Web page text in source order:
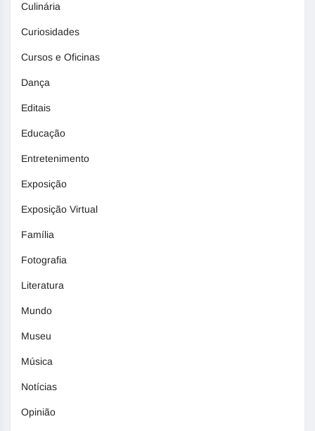
Culinária
Curiosidades
Cursos e Oficinas
Dança
Editais
Educação
Entretenimento
Exposição
Exposição Virtual
Família
Fotografia
Literatura
Mundo
Museu
Música
Notícias
Opinião